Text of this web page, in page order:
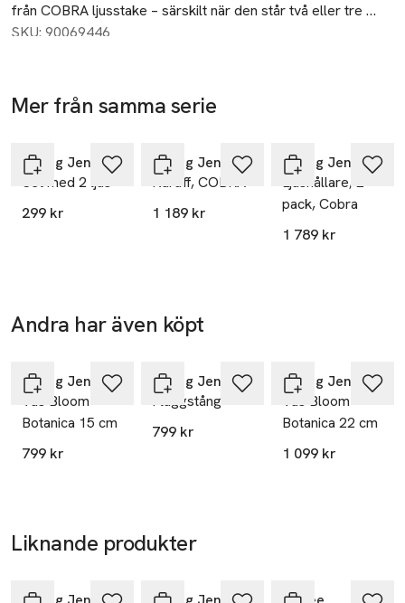
från COBRA ljusstake – särskilt när den står två eller tre
tillsammans.
SKU: 90069446
Mer från samma serie
Georg Jensen
Set med 2 ljus
299 kr
Georg Jensen
Karaff, COBRA
1 189 kr
Georg Jensen
Ljushållare, 2-
pack, Cobra
1 789 kr
Andra har även köpt
Georg Jensen
Vas Bloom
Botanica 15 cm
799 kr
Georg Jensen
Flaggstång
799 kr
Georg Jensen
Vas Bloom
Botanica 22 cm
1 099 kr
Liknande produkter